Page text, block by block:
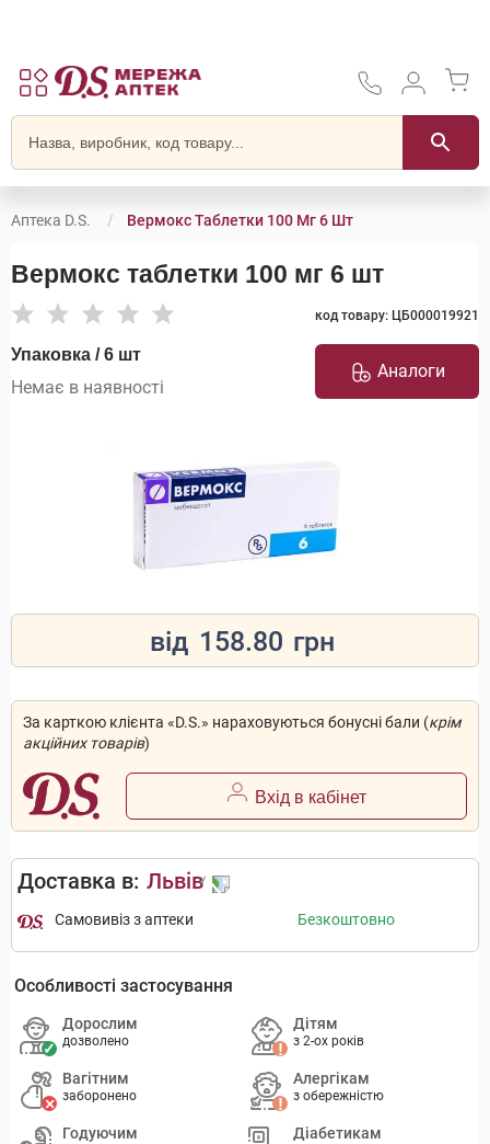
Аптека D.S. Вермокс Таблетки 100 Мг 6 Шт
Вермокс таблетки 100 мг 6 шт
код товару: ЦБ000019921
Упаковка / 6 шт
Немає в наявності
Аналоги
від 158.80 грн
За карткою клієнта «D.S.» нараховуються бонусні бали (крім
акційних товарів)
Вхід в кабінет
Доставка в: Львів
Самовивіз з аптеки Безкоштовно
Особливості застосування
Дорослим
дозволено
Дітям
з 2-ох років
Вагітним
заборонено
Алергікам
з обережністю
Годуючим Діабетикам